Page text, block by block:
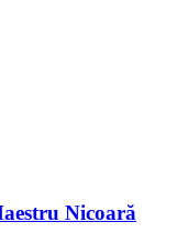
Nicoară